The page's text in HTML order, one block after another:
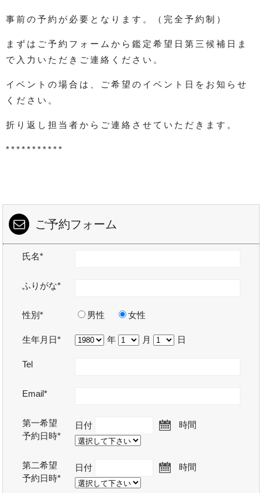
事前の予約が必要となります。（完全予約制）
まずはご予約フォームから鑑定希望日第三候補日ま
で入力いただきご連絡ください。
イベントの場合は、ご希望のイベント日をお知らせ
ください。
折り返し担当者からご連絡させていただきます。
***********
ご予約フォーム
氏名*
ふりがな*
性別* 男性 女性
生年月日* 年 月 日
Tel
Email*
第一希望
予約日時*
日付 時間
第二希望
予約日時*
日付 時間